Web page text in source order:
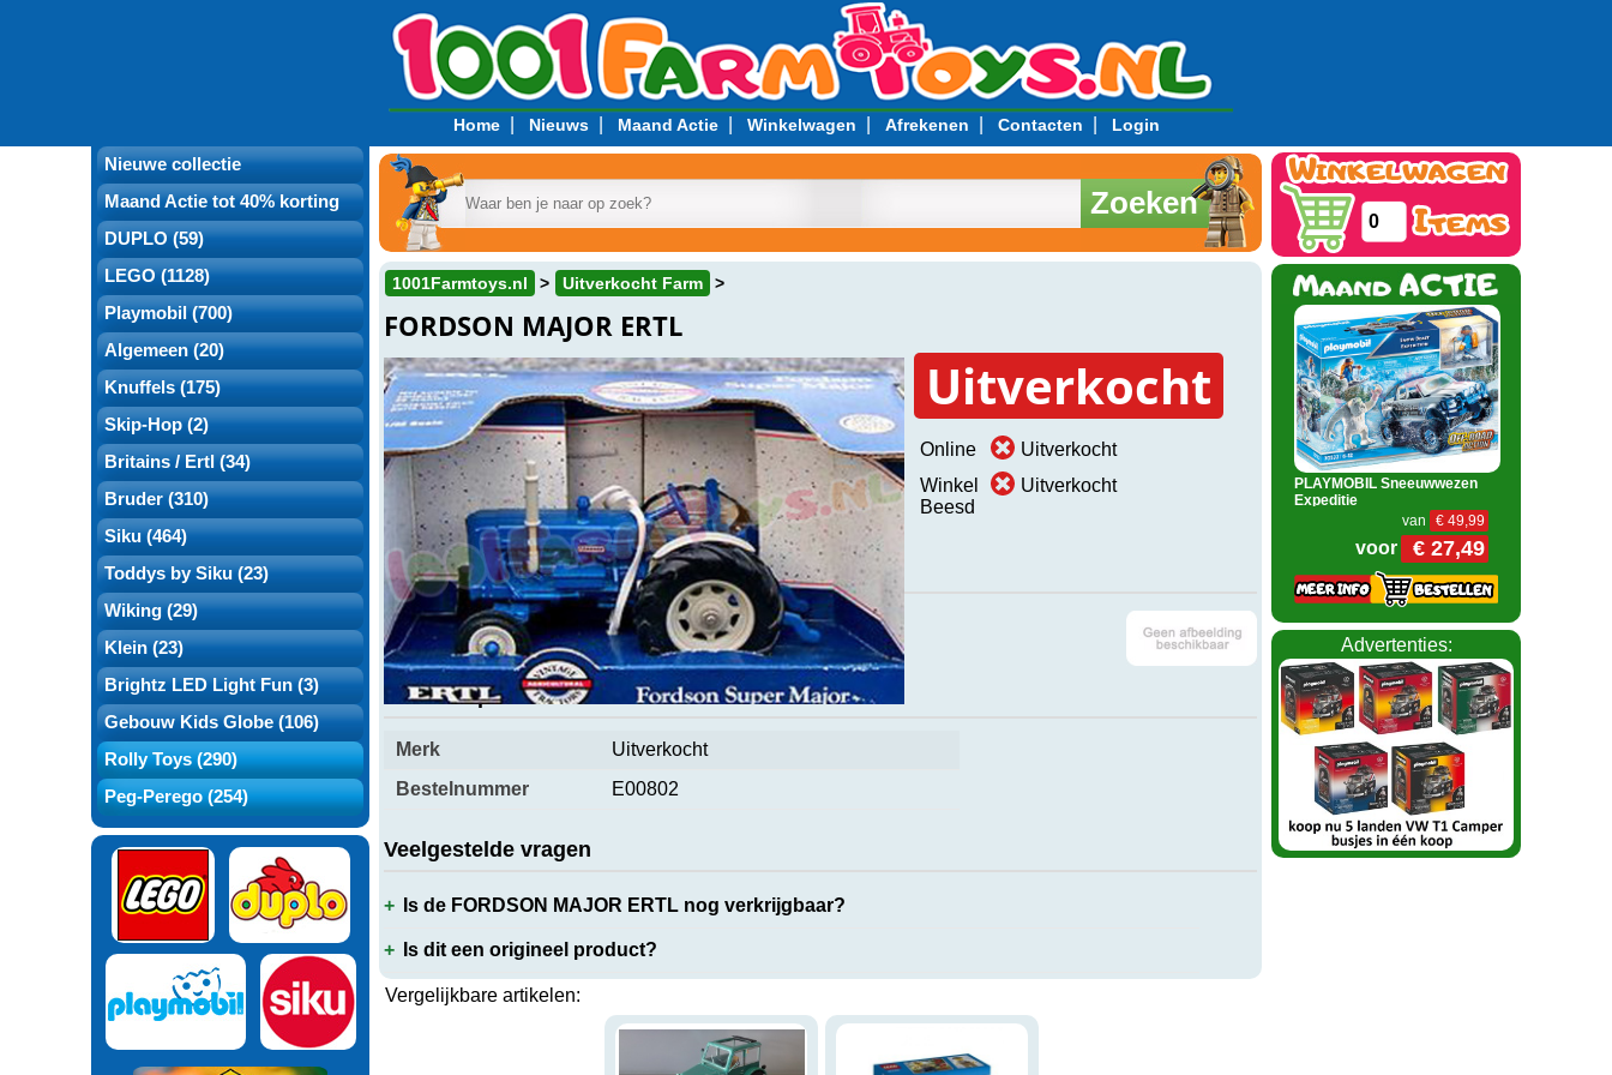
Home| Nieuws| Maand Actie| Winkelwagen Afrekenen Contacten Login
Nieuwe collectie
Maand Actie tot 40% korting
DUPLO (59)
LEGO (1128)
Playmobil (700)
Algemeen (20)
Knuffels (175)
Skip-Hop (2)
Britains / Ertl (34)
Bruder (310)
Siku (464)
Toddys by Siku (23)
Wiking (29)
Klein (23)
Brightz LED Light Fun (3)
Gebouw Kids Globe (106)
Rolly Toys (290)
Peg-Perego (254)
Zoeken
1001Farmtoys.nl Uitverkocht Farm
FORDSON MAJOR ERTL
Uitverkocht
Online
Uitverkocht
Winkel
Beesd
Uitverkocht
Over dit product
Productspecificaties
Merk
Uitverkocht
Bestelnummer
E00802
Veelgestelde vragen
Is de FORDSON MAJOR ERTL nog verkrijgbaar?
Is dit een origineel product?
Vergelijkbare artikelen:
0
PLAYMOBIL Sneeuwwezen
Expeditie
€ 49,99
van
€ 27,49
voor
Advertenties: